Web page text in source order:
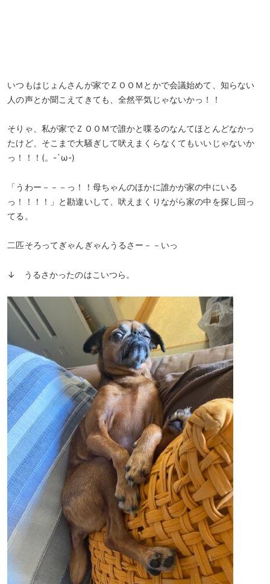
いつもはじょんさんが家でＺＯＯＭとかで会議始めて、知らない
人の声とか聞こえてきても、全然平気じゃないかっ！！
そりゃ、私が家でＺＯＯＭで誰かと喋るのなんてほとんどなかっ
たけど、そこまで大騒ぎして吠えまくらなくてもいいじゃないか
っ！！！(。-`ω-)
「うわー－－－っ！！母ちゃんのほかに誰かが家の中にいる
っ！！！！」と勘違いして、吠えまくりながら家の中を探し回っ
てる。
二匹そろってぎゃんぎゃんうるさー－－いっ
↓ うるさかったのはこいつら。